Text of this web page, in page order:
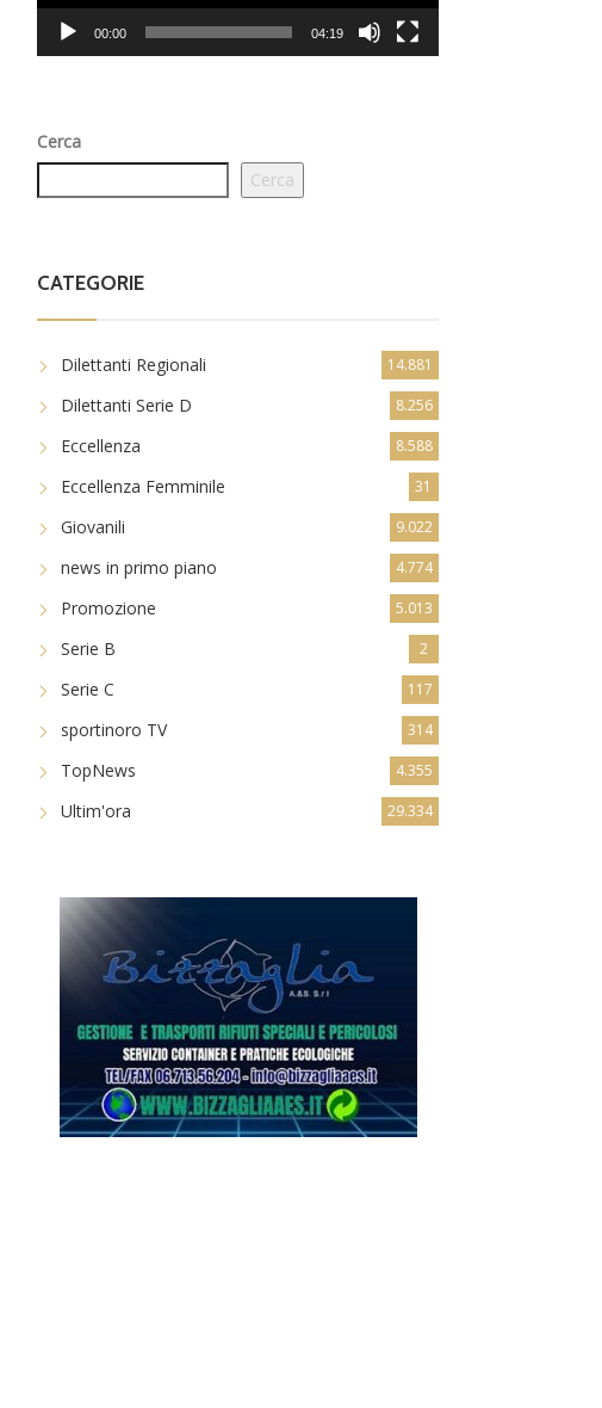
00:00 04:19
Cerca
Cerca
CATEGORIE
Dilettanti Regionali 14.881
Dilettanti Serie D 8.256
Eccellenza 8.588
Eccellenza Femminile 31
Giovanili 9.022
news in primo piano 4.774
Promozione 5.013
Serie B 2
Serie C 117
sportinoro TV 314
TopNews 4.355
Ultim'ora 29.334